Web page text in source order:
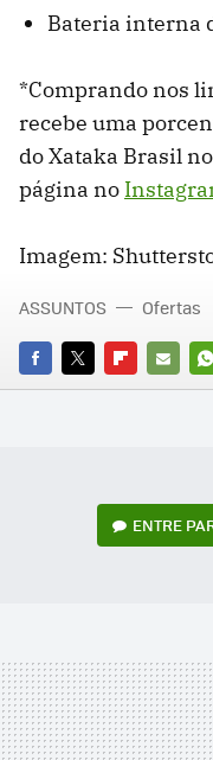
Bateria interna
*Comprando nos
recebe uma
do Xataka Brasil no
página no
Imagem:
FACEBOOK
TWITTERFLIPBOARD
E-
ASSUNTOS Ofertas
ENTRE